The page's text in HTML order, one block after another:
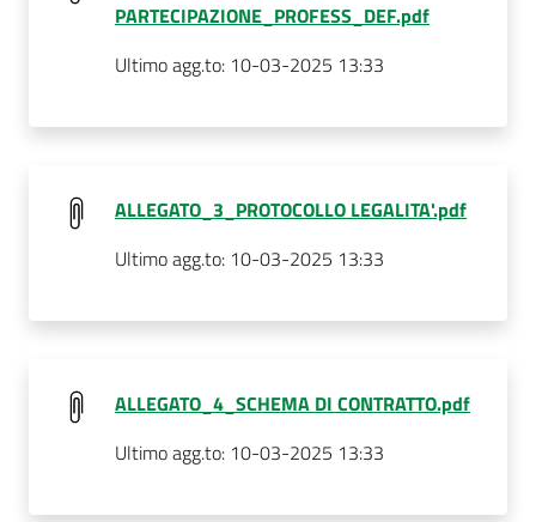
PARTECIPAZIONE_PROFESS_DEF.pdf
Ultimo agg.to: 10-03-2025 13:33
ALLEGATO_3_PROTOCOLLO LEGALITA'.pdf
Ultimo agg.to: 10-03-2025 13:33
ALLEGATO_4_SCHEMA DI CONTRATTO.pdf
Ultimo agg.to: 10-03-2025 13:33